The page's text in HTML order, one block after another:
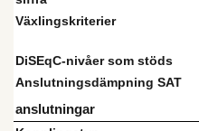
Växlingskriterier
DiSEqC-nivåer som stöds
Anslutningsdämpning SAT
anslutningar